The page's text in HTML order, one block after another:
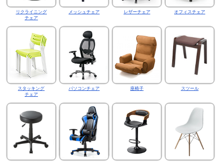
リクライニング
チェア
メッシュチェア レザーチェア オフィスチェア
スタッキング
チェア
パソコンチェア 座椅子 スツール